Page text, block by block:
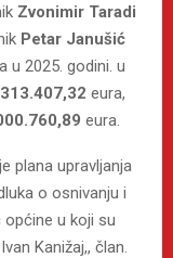
Zvonimir Taradi
Petar Janušić
u 2025. godini. u
eura,
eura.
plana upravljanja
o osnivanju i
u koji su
Kanižaj,, član.